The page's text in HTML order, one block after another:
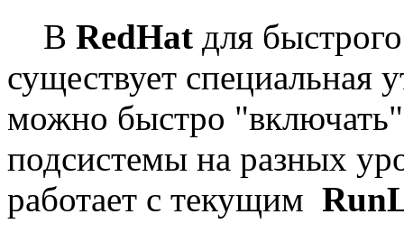
В RedHat для
существует специальная
можно быстро
подсистемы на разных
работает с текущим